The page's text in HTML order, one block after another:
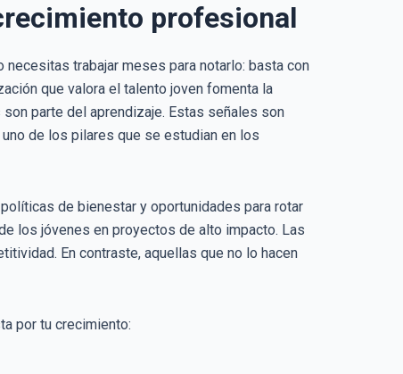
profesional
trabajar meses para notarlo: basta con
que valora el talento joven fomenta la
parte del aprendizaje. Estas señales son
uno de los pilares que se estudian en los
de bienestar y oportunidades para rotar
los jóvenes en proyectos de alto impacto. Las
En contraste, aquellas que no lo hacen
por tu crecimiento: